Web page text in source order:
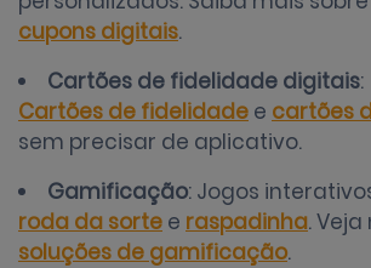
cupons digitais.
Cartões de fidelidade digitais:
Cartões de fidelidade e cartões
sem precisar de aplicativo.
Gamificação: Jogos
roda da sorte e raspadinha. Veja
soluções de gamificação.